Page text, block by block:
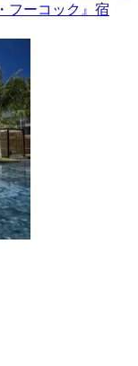
フーコック』宿